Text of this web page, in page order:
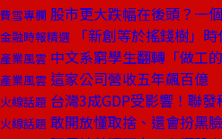
費雪專欄 股市更大跌幅在後頭？一
金融時報精選 「新創等於搖錢樹」
產業風雲 中文系窮學生翻轉「做工
產業風雲 這家公司營收五年飆百億
火線話題 台灣3成GDP受影響！聯
火線話題 敢開放懂取捨、還會扮黑